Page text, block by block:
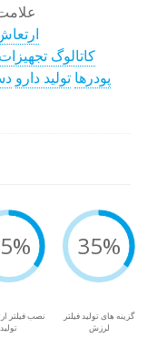
کاتالوگ تجهیزات
پودرها تولید دارو
نصب فیلتر
تولید
35%
گزینه های تولید فیلتر
لرزش